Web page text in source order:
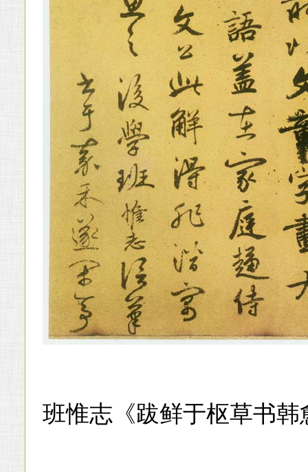
班惟志《跋鲜于枢草书